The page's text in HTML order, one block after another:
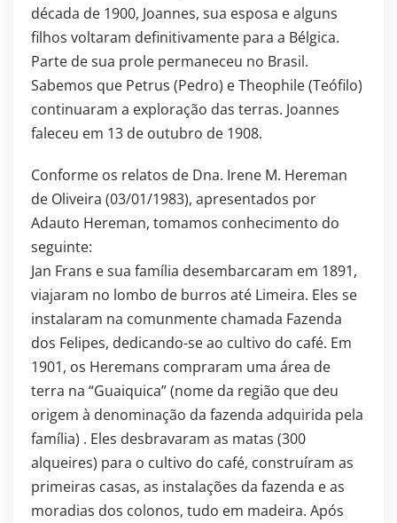
década de 1900, Joannes, sua esposa e alguns
filhos voltaram definitivamente para a Bélgica.
Parte de sua prole permaneceu no Brasil.
Sabemos que Petrus (Pedro) e Theophile (Teófilo)
continuaram a exploração das terras. Joannes
faleceu em 13 de outubro de 1908.
Conforme os relatos de Dna. Irene M. Hereman
de Oliveira (03/01/1983), apresentados por
Adauto Hereman, tomamos conhecimento do
seguinte:
Jan Frans e sua família desembarcaram em 1891,
viajaram no lombo de burros até Limeira. Eles se
instalaram na comunmente chamada Fazenda
dos Felipes, dedicando-se ao cultivo do café. Em
1901, os Heremans compraram uma área de
terra na “Guaiquica” (nome da região que deu
origem à denominação da fazenda adquirida pela
família) . Eles desbravaram as matas (300
alqueires) para o cultivo do café, construíram as
primeiras casas, as instalações da fazenda e as
moradias dos colonos, tudo em madeira. Após